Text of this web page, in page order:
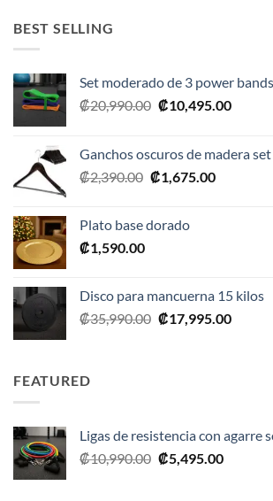
BEST SELLING
Set moderado de 3 power bands
₡20,990.00 El
era:
₡20,990.00.
₡10,495.00El
es:
Ganchos oscuros de madera
₡2,390.00 El
era:
₡1,675.00El
Plato base dorado
₡1,590.00
Disco para mancuerna 15 kilos
₡35,990.00 El
₡17,995.00El
FEATURED
Ligas de resistencia con agarre
₡10,990.00 El
₡5,495.00El